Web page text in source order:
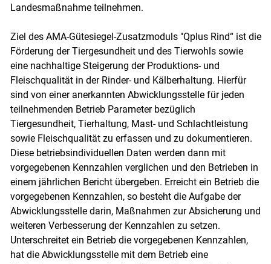
Skip to main content
Landesmaßnahme teilnehmen.
Ziel des AMA-Gütesiegel-Zusatzmoduls "Qplus Rind“ ist die
Förderung der Tiergesundheit und des Tierwohls sowie
eine nachhaltige Steigerung der Produktions- und
Fleischqualität in der Rinder- und Kälberhaltung. Hierfür
sind von einer anerkannten Abwicklungsstelle für jeden
teilnehmenden Betrieb Parameter bezüglich
Tiergesundheit, Tierhaltung, Mast- und Schlachtleistung
sowie Fleischqualität zu erfassen und zu dokumentieren.
Diese betriebsindividuellen Daten werden dann mit
vorgegebenen Kennzahlen verglichen und den Betrieben in
einem jährlichen Bericht übergeben. Erreicht ein Betrieb die
vorgegebenen Kennzahlen, so besteht die Aufgabe der
Abwicklungsstelle darin, Maßnahmen zur Absicherung und
weiteren Verbesserung der Kennzahlen zu setzen.
Unterschreitet ein Betrieb die vorgegebenen Kennzahlen,
hat die Abwicklungsstelle mit dem Betrieb eine